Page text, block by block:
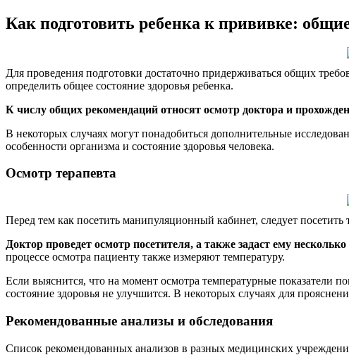
Как подготовить ребенка к прививке:
Для проведения подготовки достаточно придерживаться общих
определить общее состояние здоровья ребенка.
К числу общих рекомендаций относят осмотр доктора и
В некоторых случаях могут понадобиться дополнительные
особенности организма и состояние здоровья человека.
Осмотр терапевта
Перед тем как посетить манипуляционный кабинет, следует посетить
Доктор проведет осмотр посетителя, а также задаст ему
процессе осмотра пациенту также измеряют температуру.
Если выяснится, что на момент осмотра температурные показатели
состояние здоровья не улучшится. В некоторых случаях для
Рекомендованные анализы и обследования
Список рекомендованных анализов в разных медицинских